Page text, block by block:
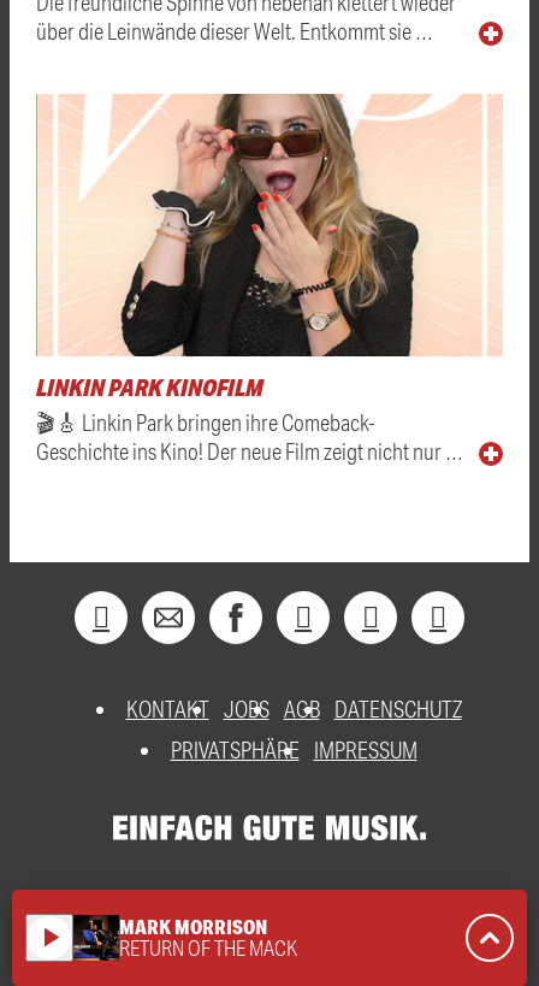
über die Leinwände dieser Welt. Entkommt sie …
LINKIN PARK KINOFILM
🎬🎸 Linkin Park bringen ihre Comeback-
Geschichte ins Kino! Der neue Film zeigt nicht nur …
KONTAKT JOBS AGB DATENSCHUTZ
PRIVATSPHÄRE
IMPRESSUM
play_arrow MARK MORRISON
RETURN OF THE MACK